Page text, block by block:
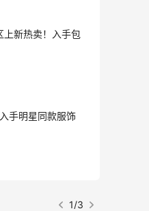
新热卖！入手包
手明星同款服饰
1/3